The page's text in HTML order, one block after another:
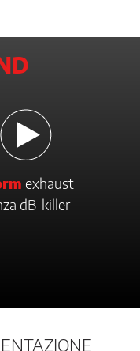
exhaust
dB-killer